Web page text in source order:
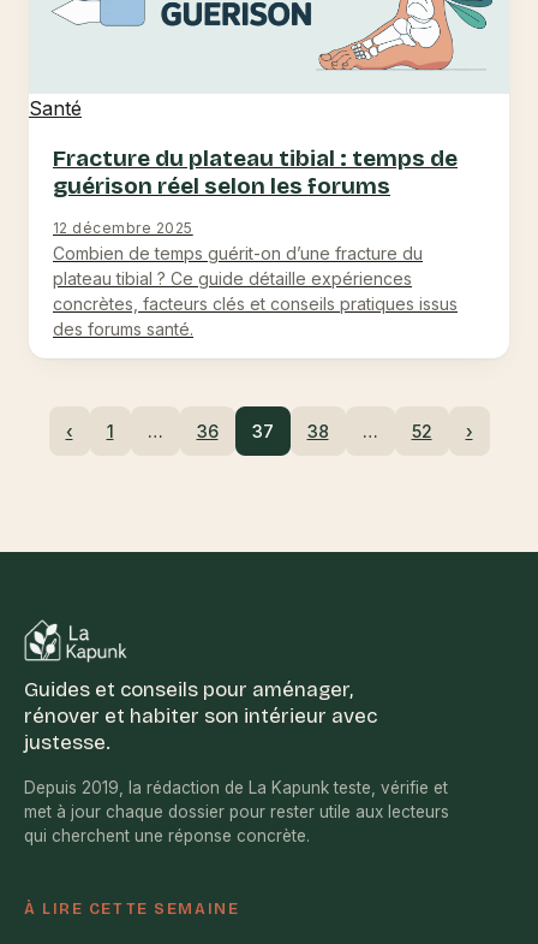
Santé
Fracture du plateau tibial : temps de
guérison réel selon les forums
12 décembre 2025
Combien de temps guérit-on d’une fracture du
plateau tibial ? Ce guide détaille expériences
concrètes, facteurs clés et conseils pratiques issus
des forums santé.
‹ 1 … 36 37 38 … 52 ›
Guides et conseils pour aménager,
rénover et habiter son intérieur avec
justesse.
Depuis 2019, la rédaction de La Kapunk teste, vérifie et
met à jour chaque dossier pour rester utile aux lecteurs
qui cherchent une réponse concrète.
À LIRE CETTE SEMAINE